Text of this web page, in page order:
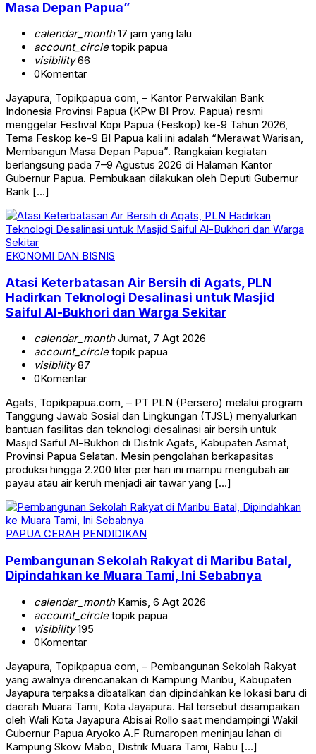
Masa Depan Papua”
calendar_month17 jam yang lalu
account_circletopik papua
visibility66
0Komentar
Jayapura, Topikpapua com, – Kantor Perwakilan Bank
Indonesia Provinsi Papua (KPw BI Prov. Papua) resmi
menggelar Festival Kopi Papua (Feskop) ke-9 Tahun 2026,
Tema Feskop ke-9 BI Papua kali ini adalah “Merawat Warisan,
Membangun Masa Depan Papua”. Rangkaian kegiatan
berlangsung pada 7–9 Agustus 2026 di Halaman Kantor
Gubernur Papua. Pembukaan dilakukan oleh Deputi Gubernur
Bank […]
EKONOMI DAN BISNIS
Atasi Keterbatasan Air Bersih di Agats, PLN
Hadirkan Teknologi Desalinasi untuk Masjid
Saiful Al-Bukhori dan Warga Sekitar
calendar_monthJumat, 7 Agt 2026
account_circletopik papua
visibility87
0Komentar
Agats, Topikpapua.com, – PT PLN (Persero) melalui program
Tanggung Jawab Sosial dan Lingkungan (TJSL) menyalurkan
bantuan fasilitas dan teknologi desalinasi air bersih untuk
Masjid Saiful Al-Bukhori di Distrik Agats, Kabupaten Asmat,
Provinsi Papua Selatan. Mesin pengolahan berkapasitas
produksi hingga 2.200 liter per hari ini mampu mengubah air
payau atau air keruh menjadi air tawar yang […]
PAPUA CERAH PENDIDIKAN
Pembangunan Sekolah Rakyat di Maribu Batal,
Dipindahkan ke Muara Tami, Ini Sebabnya
calendar_monthKamis, 6 Agt 2026
account_circletopik papua
visibility195
0Komentar
Jayapura, Topikpapua com, – Pembangunan Sekolah Rakyat
yang awalnya direncanakan di Kampung Maribu, Kabupaten
Jayapura terpaksa dibatalkan dan dipindahkan ke lokasi baru di
daerah Muara Tami, Kota Jayapura. Hal tersebut disampaikan
oleh Wali Kota Jayapura Abisai Rollo saat mendampingi Wakil
Gubernur Papua Aryoko A.F Rumaropen meninjau lahan di
Kampung Skow Mabo, Distrik Muara Tami, Rabu […]